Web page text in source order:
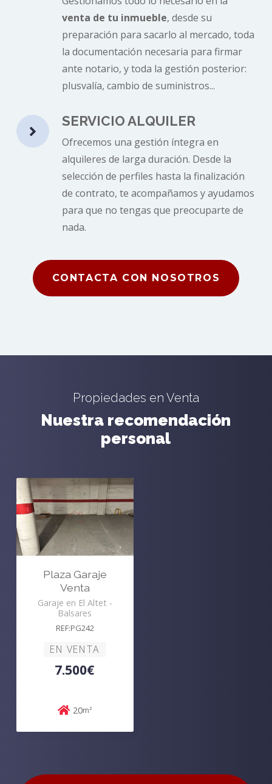
venta de tu inmueble, desde su
preparación para sacarlo al mercado, toda
la documentación necesaria para firmar
ante notario, y toda la gestión posterior:
plusvalía, cambio de suministros...

SERVICIO ALQUILER
Ofrecemos una gestión íntegra en
alquileres de larga duración. Desde la
selección de perfiles hasta la finalización
de contrato, te acompañamos y ayudamos
para que no tengas que preocuparte de
nada.
CONTACTA CON NOSOTROS
Propiedades en Venta
Nuestra recomendación
personal
Plaza Garaje
Venta
Garaje en El Altet -
Balsares
REF:PG242
EN VENTA
7.500€
20m²